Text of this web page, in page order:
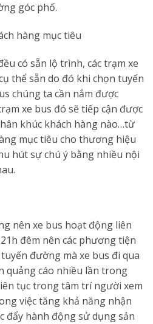
góc phố.
hàng mục tiêu
có sẵn lộ trình, các trạm xe
thể sẵn do đó khi chọn tuyến
chúng ta cần nắm được
xe bus đó sẽ tiếp cận được
khúc khách hàng nào…từ
mục tiêu cho thương hiệu
hút sự chú ý bằng nhiều nội
nên xe bus hoạt động liên
đêm nên các phương tiện
đường mà xe bus đi qua
quảng cáo nhiều lần trong
tục trong tâm trí người xem
việc tăng khả năng nhận
đẩy hành động sử dụng sản